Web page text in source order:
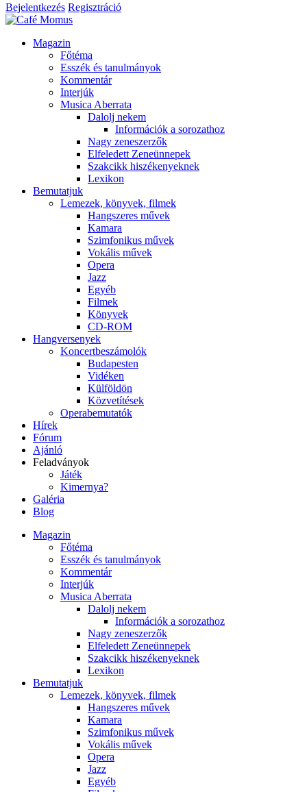
Bejelentkezés Regisztráció
Magazin
Főtéma
Esszék és tanulmányok
Kommentár
Interjúk
Musica Aberrata
Dalolj nekem
Információk a sorozathoz
Nagy zeneszerzők
Elfeledett Zeneünnepek
Szakcikk hiszékenyeknek
Lexikon
Bemutatjuk
Lemezek, könyvek, filmek
Hangszeres művek
Kamara
Szimfonikus művek
Vokális művek
Opera
Jazz
Egyéb
Filmek
Könyvek
CD-ROM
Hangversenyek
Koncertbeszámolók
Budapesten
Vidéken
Külföldön
Közvetítések
Operabemutatók
Hírek
Fórum
Ajánló
Feladványok
Játék
Kimernya?
Galéria
Blog
Magazin
Főtéma
Esszék és tanulmányok
Kommentár
Interjúk
Musica Aberrata
Dalolj nekem
Információk a sorozathoz
Nagy zeneszerzők
Elfeledett Zeneünnepek
Szakcikk hiszékenyeknek
Lexikon
Bemutatjuk
Lemezek, könyvek, filmek
Hangszeres művek
Kamara
Szimfonikus művek
Vokális művek
Opera
Jazz
Egyéb